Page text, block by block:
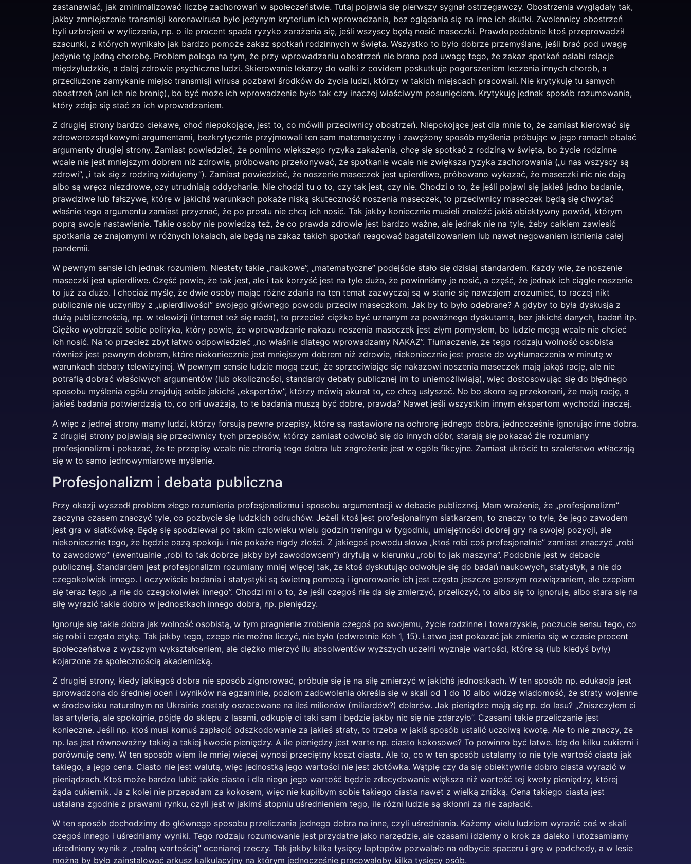
zastanawiać, jak zminimalizować liczbę zachorowań w społeczeństwie. Tutaj pojawia się pierwszy sygnał ostrzegawczy. Obostrzenia wyglądały tak,
jakby zmniejszenie transmisji koronawirusa było jedynym kryterium ich wprowadzania, bez oglądania się na inne ich skutki. Zwolennicy obostrzeń
byli uzbrojeni w wyliczenia, np. o ile procent spada ryzyko zarażenia się, jeśli wszyscy będą nosić maseczki. Prawdopodobnie ktoś przeprowadził
szacunki, z których wynikało jak bardzo pomoże zakaz spotkań rodzinnych w święta. Wszystko to było dobrze przemyślane, jeśli brać pod uwagę
jedynie tę jedną chorobę. Problem polega na tym, że przy wprowadzaniu obostrzeń nie brano pod uwagę tego, że zakaz spotkań osłabi relacje
międzyludzkie, a dalej zdrowie psychiczne ludzi. Skierowanie lekarzy do walki z covidem poskutkuje pogorszeniem leczenia innych chorób, a
przedłużone zamykanie miejsc transmisji wirusa pozbawi środków do życia ludzi, którzy w takich miejscach pracowali. Nie krytykuję tu samych
obostrzeń (ani ich nie bronię), bo być może ich wprowadzenie było tak czy inaczej właściwym posunięciem. Krytykuję jednak sposób rozumowania,
który zdaje się stać za ich wprowadzaniem.
Z drugiej strony bardzo ciekawe, choć niepokojące, jest to, co mówili przeciwnicy obostrzeń. Niepokojące jest dla mnie to, że zamiast kierować się
zdroworozsądkowymi argumentami, bezkrytycznie przyjmowali ten sam matematyczny i zawężony sposób myślenia próbując w jego ramach obalać
argumenty drugiej strony. Zamiast powiedzieć, że pomimo większego ryzyka zakażenia, chcę się spotkać z rodziną w święta, bo życie rodzinne
wcale nie jest mniejszym dobrem niż zdrowie, próbowano przekonywać, że spotkanie wcale nie zwiększa ryzyka zachorowania („u nas wszyscy są
zdrowi”, „i tak się z rodziną widujemy”). Zamiast powiedzieć, że noszenie maseczek jest upierdliwe, próbowano wykazać, że maseczki nic nie dają
albo są wręcz niezdrowe, czy utrudniają oddychanie. Nie chodzi tu o to, czy tak jest, czy nie. Chodzi o to, że jeśli pojawi się jakieś jedno badanie,
prawdziwe lub fałszywe, które w jakichś warunkach pokaże niską skuteczność noszenia maseczek, to przeciwnicy maseczek będą się chwytać
właśnie tego argumentu zamiast przyznać, że po prostu nie chcą ich nosić. Tak jakby koniecznie musieli znaleźć jakiś obiektywny powód, którym
poprą swoje nastawienie. Takie osoby nie powiedzą też, że co prawda zdrowie jest bardzo ważne, ale jednak nie na tyle, żeby całkiem zawiesić
spotkania ze znajomymi w różnych lokalach, ale będą na zakaz takich spotkań reagować bagatelizowaniem lub nawet negowaniem istnienia całej
pandemii.
W pewnym sensie ich jednak rozumiem. Niestety takie „naukowe”, „matematyczne” podejście stało się dzisiaj standardem. Każdy wie, że noszenie
maseczki jest upierdliwe. Część powie, że tak jest, ale i tak korzyść jest na tyle duża, że powinniśmy je nosić, a część, że jednak ich ciągłe noszenie
to już za dużo. I chociaż myślę, że dwie osoby mając różne zdania na ten temat zazwyczaj są w stanie się nawzajem zrozumieć, to raczej nikt
publicznie nie uczyniłby z „upierdliwości” swojego głównego powodu przeciw maseczkom. Jak by to było odebrane? A gdyby to była dyskusja z
dużą publicznością, np. w telewizji (internet też się nada), to przecież ciężko być uznanym za poważnego dyskutanta, bez jakichś danych, badań itp.
Ciężko wyobrazić sobie polityka, który powie, że wprowadzanie nakazu noszenia maseczek jest złym pomysłem, bo ludzie mogą wcale nie chcieć
ich nosić. Na to przecież zbyt łatwo odpowiedzieć „no właśnie dlatego wprowadzamy NAKAZ”. Tłumaczenie, że tego rodzaju wolność osobista
również jest pewnym dobrem, które niekoniecznie jest mniejszym dobrem niż zdrowie, niekoniecznie jest proste do wytłumaczenia w minutę w
warunkach debaty telewizyjnej. W pewnym sensie ludzie mogą czuć, że sprzeciwiając się nakazowi noszenia maseczek mają jakąś rację, ale nie
potrafią dobrać właściwych argumentów (lub okoliczności, standardy debaty publicznej im to uniemożliwiają), więc dostosowując się do błędnego
sposobu myślenia ogółu znajdują sobie jakichś „ekspertów”, którzy mówią akurat to, co chcą usłyszeć. No bo skoro są przekonani, że mają rację, a
jakieś badania potwierdzają to, co oni uważają, to te badania muszą być dobre, prawda? Nawet jeśli wszystkim innym ekspertom wychodzi inaczej.
A więc z jednej strony mamy ludzi, którzy forsują pewne przepisy, które są nastawione na ochronę jednego dobra, jednocześnie ignorując inne dobra.
Z drugiej strony pojawiają się przeciwnicy tych przepisów, którzy zamiast odwołać się do innych dóbr, starają się pokazać źle rozumiany
profesjonalizm i pokazać, że te przepisy wcale nie chronią tego dobra lub zagrożenie jest w ogóle fikcyjne. Zamiast ukrócić to szaleństwo wtłaczają
się w to samo jednowymiarowe myślenie.
Profesjonalizm i debata publiczna
Przy okazji wyszedł problem złego rozumienia profesjonalizmu i sposobu argumentacji w debacie publicznej. Mam wrażenie, że „profesjonalizm”
zaczyna czasem znaczyć tyle, co pozbycie się ludzkich odruchów. Jeżeli ktoś jest profesjonalnym siatkarzem, to znaczy to tyle, że jego zawodem
jest gra w siatkówkę. Będę się spodziewał po takim człowieku wielu godzin treningu w tygodniu, umiejętności dobrej gry na swojej pozycji, ale
niekoniecznie tego, że będzie oazą spokoju i nie pokaże nigdy złości. Z jakiegoś powodu słowa „ktoś robi coś profesjonalnie” zamiast znaczyć „robi
to zawodowo” (ewentualnie „robi to tak dobrze jakby był zawodowcem”) dryfują w kierunku „robi to jak maszyna”. Podobnie jest w debacie
publicznej. Standardem jest profesjonalizm rozumiany mniej więcej tak, że ktoś dyskutując odwołuje się do badań naukowych, statystyk, a nie do
czegokolwiek innego. I oczywiście badania i statystyki są świetną pomocą i ignorowanie ich jest często jeszcze gorszym rozwiązaniem, ale czepiam
się teraz tego „a nie do czegokolwiek innego”. Chodzi mi o to, że jeśli czegoś nie da się zmierzyć, przeliczyć, to albo się to ignoruje, albo stara się na
siłę wyrazić takie dobro w jednostkach innego dobra, np. pieniędzy.
Ignoruje się takie dobra jak wolność osobistą, w tym pragnienie zrobienia czegoś po swojemu, życie rodzinne i towarzyskie, poczucie sensu tego, co
się robi i często etykę. Tak jakby tego, czego nie można liczyć, nie było (odwrotnie Koh 1, 15). Łatwo jest pokazać jak zmienia się w czasie procent
społeczeństwa z wyższym wykształceniem, ale ciężko mierzyć ilu absolwentów wyższych uczelni wyznaje wartości, które są (lub kiedyś były)
kojarzone ze społecznością akademicką.
Z drugiej strony, kiedy jakiegoś dobra nie sposób zignorować, próbuje się je na siłę zmierzyć w jakichś jednostkach. W ten sposób np. edukacja jest
sprowadzona do średniej ocen i wyników na egzaminie, poziom zadowolenia określa się w skali od 1 do 10 albo widzę wiadomość, że straty wojenne
w środowisku naturalnym na Ukrainie zostały oszacowane na ileś milionów (miliardów?) dolarów. Jak pieniądze mają się np. do lasu? „Zniszczyłem ci
las artylerią, ale spokojnie, pójdę do sklepu z lasami, odkupię ci taki sam i będzie jakby nic się nie zdarzyło”. Czasami takie przeliczanie jest
konieczne. Jeśli np. ktoś musi komuś zapłacić odszkodowanie za jakieś straty, to trzeba w jakiś sposób ustalić uczciwą kwotę. Ale to nie znaczy, że
np. las jest równoważny takiej a takiej kwocie pieniędzy. A ile pieniędzy jest warte np. ciasto kokosowe? To powinno być łatwe. Idę do kilku cukierni i
porównuję ceny. W ten sposób wiem ile mniej więcej wynosi przeciętny koszt ciasta. Ale to, co w ten sposób ustalamy to nie tyle wartość ciasta jak
takiego, a jego cena. Ciasto nie jest walutą, więc jednostką jego wartości nie jest złotówka. Wątpię czy da się obiektywnie dobro ciasta wyrazić w
pieniądzach. Ktoś może bardzo lubić takie ciasto i dla niego jego wartość będzie zdecydowanie większa niż wartość tej kwoty pieniędzy, której
żąda cukiernik. Ja z kolei nie przepadam za kokosem, więc nie kupiłbym sobie takiego ciasta nawet z wielką zniżką. Cena takiego ciasta jest
ustalana zgodnie z prawami rynku, czyli jest w jakimś stopniu uśrednieniem tego, ile różni ludzie są skłonni za nie zapłacić.
W ten sposób dochodzimy do głównego sposobu przeliczania jednego dobra na inne, czyli uśredniania. Każemy wielu ludziom wyrazić coś w skali
czegoś innego i uśredniamy wyniki. Tego rodzaju rozumowanie jest przydatne jako narzędzie, ale czasami idziemy o krok za daleko i utożsamiamy
uśredniony wynik z „realną wartością” ocenianej rzeczy. Tak jakby kilka tysięcy laptopów pozwalało na odbycie spaceru i grę w podchody, a w lesie
można by było zainstalować arkusz kalkulacyjny na którym jednocześnie pracowałoby kilka tysięcy osób.